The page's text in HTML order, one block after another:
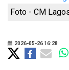
Foto - CM
2026-05-26 16:28